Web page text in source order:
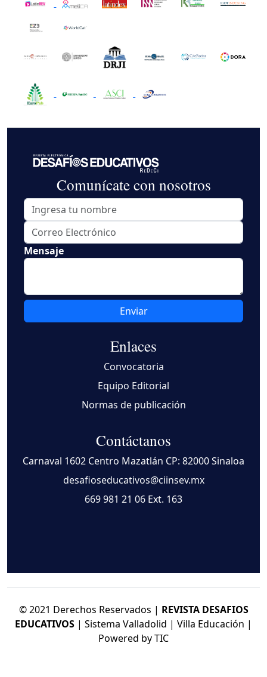
Enlaces
Convocatoria
Equipo Editorial
Normas de publicación
Contáctanos
Carnaval 1602 Centro Mazatlán CP: 82000 Sinaloa
desafioseducativos@ciinsev.mx
669 981 21 06 Ext. 163
Comunícate con nosotros
Mensaje
Enviar
© 2021 Derechos Reservados | REVISTA DESAFIOS
EDUCATIVOS | Sistema Valladolid | Villa Educación |
Powered by TIC